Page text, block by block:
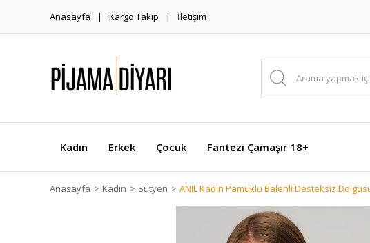
Anasayfa Kargo Takip İletişim
Kadın Erkek Çocuk Fantezi Çamaşır 18+
Anasayfa Kadın Sütyen ANIL Kadın Pamuklu Balenli Desteksiz